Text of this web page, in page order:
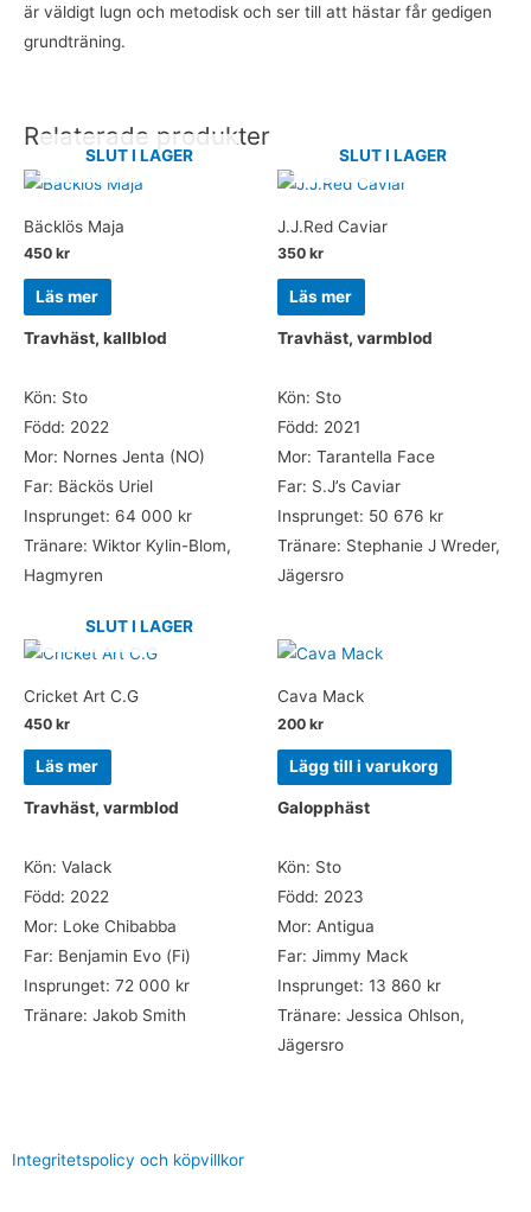
är väldigt lugn och metodisk och ser till att hästar får gedigen
grundträning.
Relaterade produkter
SLUT I LAGER
Bäcklös Maja
450 kr
Läs mer
Travhäst, kallblod
Kön: Sto
Född: 2022
Mor: Nornes Jenta (NO)
Far: Bäckös Uriel
Insprunget: 64 000 kr
Tränare: Wiktor Kylin-Blom,
Hagmyren
SLUT I LAGER
J.J.Red Caviar
350 kr
Läs mer
Travhäst, varmblod
Kön: Sto
Född: 2021
Mor: Tarantella Face
Far: S.J’s Caviar
Insprunget: 50 676 kr
Tränare: Stephanie J Wreder,
Jägersro
SLUT I LAGER
Cricket Art C.G
450 kr
Läs mer
Travhäst, varmblod
Kön: Valack
Född: 2022
Mor: Loke Chibabba
Far: Benjamin Evo (Fi)
Insprunget: 72 000 kr
Tränare: Jakob Smith
Cava Mack
200 kr
Lägg till i varukorg
Galopphäst
Kön: Sto
Född: 2023
Mor: Antigua
Far: Jimmy Mack
Insprunget: 13 860 kr
Tränare: Jessica Ohlson,
Jägersro
Integritetspolicy och köpvillkor